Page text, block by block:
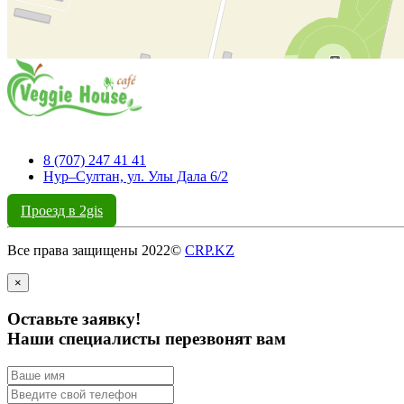
8 (707) 247 41 41
Нур–Султан, ул. Улы Дала 6/2
Проезд в 2gis
Все права защищены 2022© CRP.KZ
×
Оставьте заявку!
Наши специалисты перезвонят вам